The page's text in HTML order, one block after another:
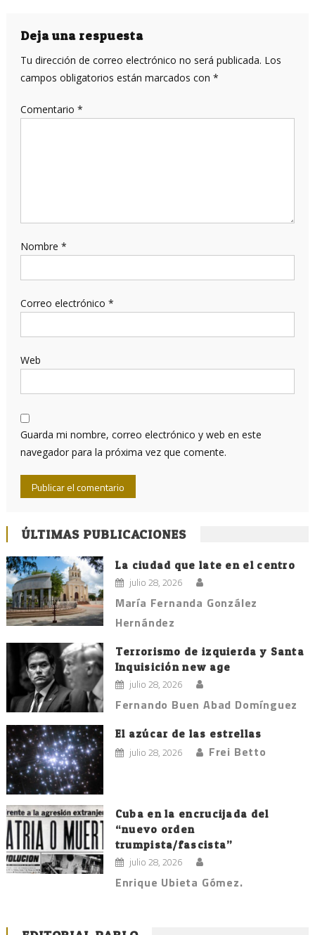
entradas
Deja una respuesta
Tu dirección de correo electrónico no será publicada. Los
campos obligatorios están marcados con *
Comentario *
Nombre *
Correo electrónico *
Web
Guarda mi nombre, correo electrónico y web en este
navegador para la próxima vez que comente.
ÚLTIMAS PUBLICACIONES
La ciudad que late en el centro
julio 28, 2026
María Fernanda González
Hernández
Terrorismo de izquierda y Santa
Inquisición new age
julio 28, 2026
Fernando Buen Abad Domínguez
El azúcar de las estrellas
julio 28, 2026 Frei Betto
Cuba en la encrucijada del
“nuevo orden
trumpista/fascista”
julio 28, 2026
Enrique Ubieta Gómez.